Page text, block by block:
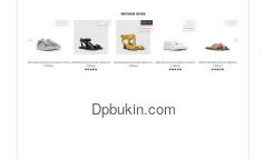
Dpbukin.com